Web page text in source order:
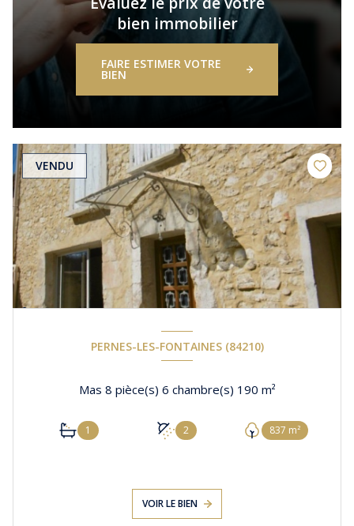
bien immobilier
FAIRE ESTIMER VOTRE
BIEN
VENDU
PERNES-LES-FONTAINES (84210)
Mas 8 pièce(s) 6 chambre(s) 190 m²
1 2 837 m²
VOIR LE BIEN